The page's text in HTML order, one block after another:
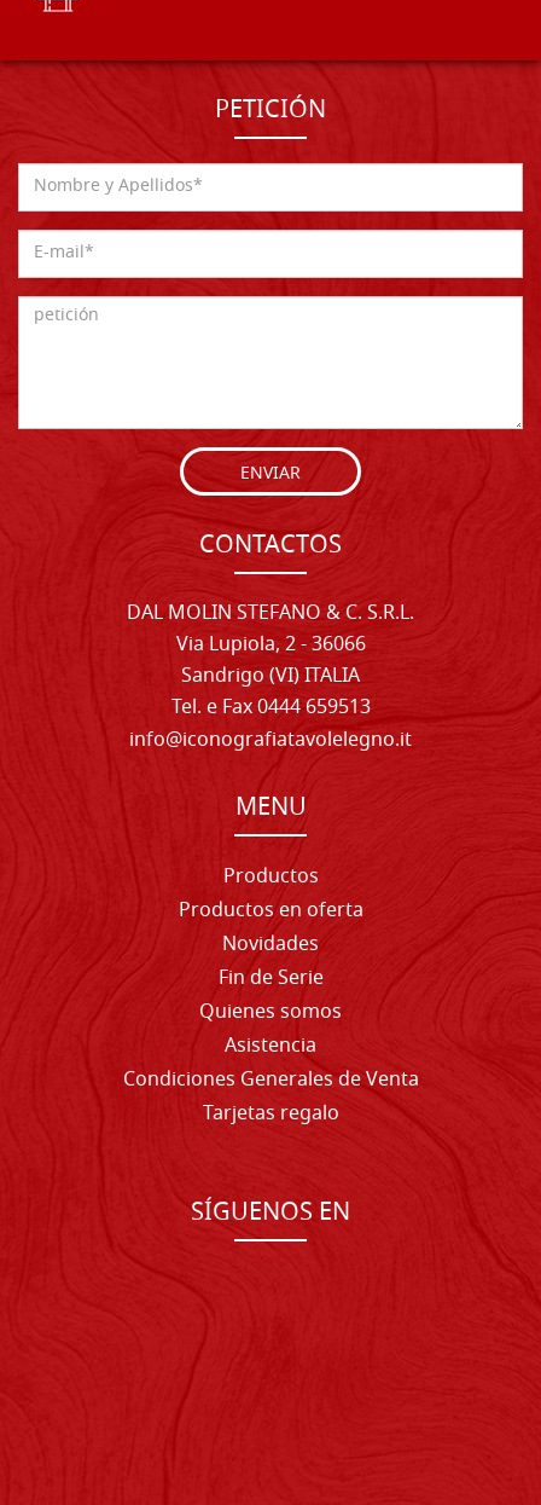
PETICIÓN
ENVIAR
CONTACTOS
DAL MOLIN STEFANO & C. S.R.L.
Via Lupiola, 2 - 36066
Sandrigo (VI) ITALIA
Tel. e Fax 0444 659513
info@iconografiatavolelegno.it
MENU
Productos
Productos en oferta
Novidades
Fin de Serie
Quienes somos
Asistencia
Condiciones Generales de Venta
Tarjetas regalo
SÍGUENOS EN